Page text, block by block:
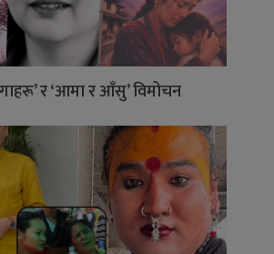
र ‘आमा र आँसु’ विमोचन